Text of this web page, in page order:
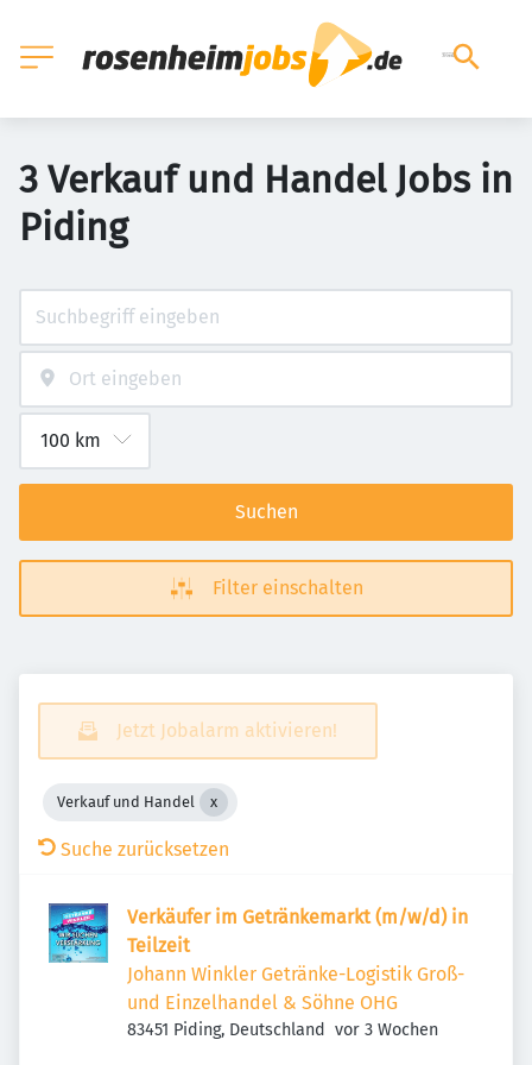
3 Verkauf und Handel Jobs in
Piding
Suchen
Filter einschalten
Jetzt Jobalarm aktivieren!
Verkauf und Handel
Suche zurücksetzen
Verkäufer im Getränkemarkt (m/w/d) in
Teilzeit
Johann Winkler Getränke-Logistik Groß-
und Einzelhandel & Söhne OHG
83451 Piding, Deutschland Veröffentlicht
vor 3 Wochen